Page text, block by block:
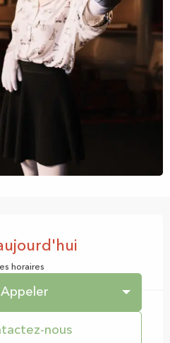
horaires
Appeler
nous